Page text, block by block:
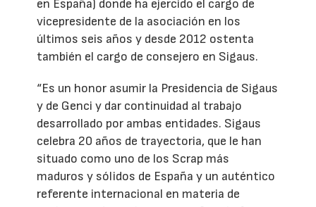
en España) donde ha ejercido el cargo de
vicepresidente de la asociación en los
últimos seis años y desde 2012 ostenta
también el cargo de consejero en Sigaus.
“Es un honor asumir la Presidencia de Sigaus
y de Genci y dar continuidad al trabajo
desarrollado por ambas entidades. Sigaus
celebra 20 años de trayectoria, que le han
situado como uno de los Scrap más
maduros y sólidos de España y un auténtico
referente internacional en materia de